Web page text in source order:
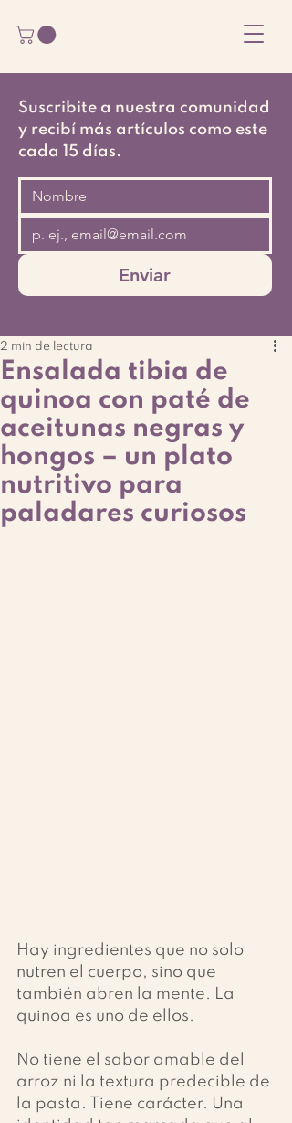
Suscribite a nuestra comunidad
y recibí más artículos como este
cada 15 días.
Enviar
Ensalada tibia de
quinoa con paté de
aceitunas negras y
hongos – un plato
nutritivo para
paladares curiosos
2 min de lectura
Hay ingredientes que no solo
nutren el cuerpo, sino que
también abren la mente. La
quinoa es uno de ellos.
No tiene el sabor amable del
arroz ni la textura predecible de
la pasta. Tiene carácter. Una